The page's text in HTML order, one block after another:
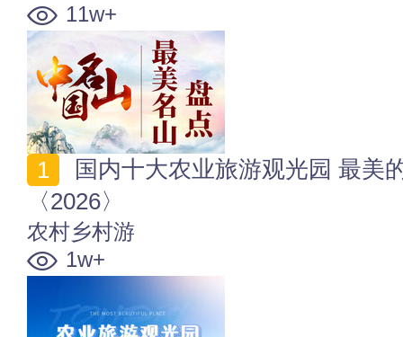
11w+
〈2026〉
农村乡村游
1w+